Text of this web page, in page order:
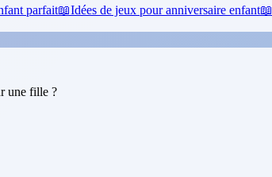
parfait📖Idées de jeux pour anniversaire enfant📖
une fille ?